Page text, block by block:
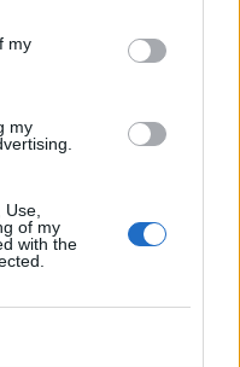
my
my
of my
with the